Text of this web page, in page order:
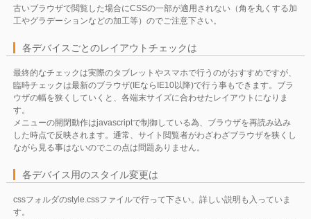
古いブラウザで閲覧した場合にCSSの一部が適用されない（角を丸くする加
工やグラデーションなどの加工等）のでご注意下さい。
各デバイスごとのレイアウトチェックは
最終的なチェックは実際のタブレットやスマホで行うのがおすすめですが、
臨時チェックは最新のブラウザ(IEならIE10以降)で行う事もできます。ブラ
ウザの幅を狭くしていくと、各端末サイズに合わせたレイアウトになりま
す。
メニューの開閉動作はjavascriptで制御している為、ブラウザを再読み込み
した時点で反映されます。通常、サイト閲覧者がわざわざブラウザを狭くし
ながら見る事はないのでこの点は問題ありません。
各デバイス用のスタイル変更は
cssフォルダのstyle.cssファイルで行って下さい。詳しい説明も入っていま
す。